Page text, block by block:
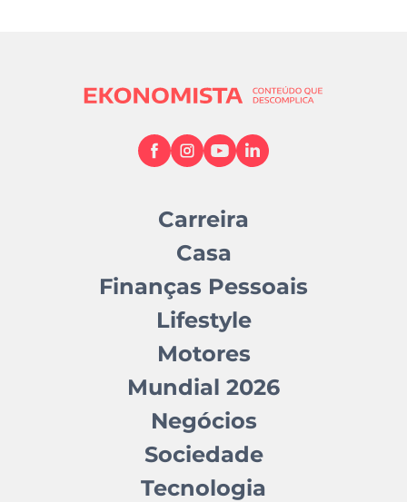
Carreira
Casa
Finanças Pessoais
Lifestyle
Motores
Mundial 2026
Negócios
Sociedade
Tecnologia